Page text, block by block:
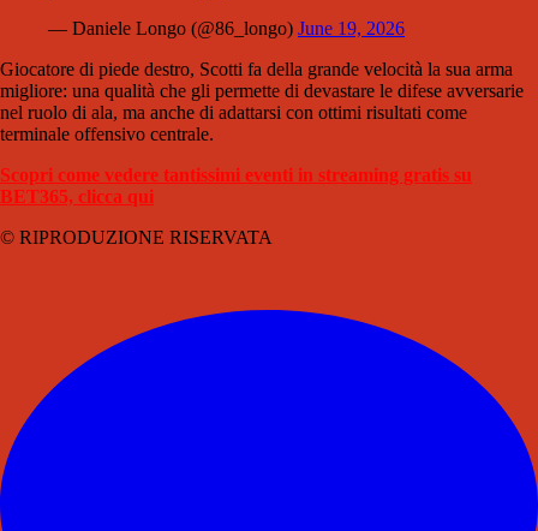
— Daniele Longo (@86_longo) June 19, 2026
Giocatore di piede destro, Scotti fa della grande velocità la sua arma
migliore: una qualità che gli permette di devastare le difese avversarie
nel ruolo di ala, ma anche di adattarsi con ottimi risultati come
terminale offensivo centrale.
Scopri come vedere tantissimi eventi in streaming gratis su
BET365, clicca qui
© RIPRODUZIONE RISERVATA